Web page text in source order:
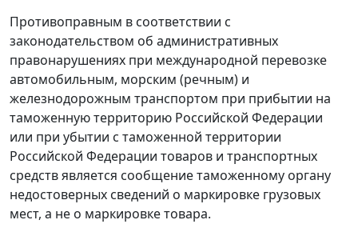
Противоправным в соответствии с
законодательством об административных
правонарушениях при международной перевозке
автомобильным, морским (речным) и
железнодорожным транспортом при прибытии на
таможенную территорию Российской Федерации
или при убытии с таможенной территории
Российской Федерации товаров и транспортных
средств является сообщение таможенному органу
недостоверных сведений о маркировке грузовых
мест, а не о маркировке товара.